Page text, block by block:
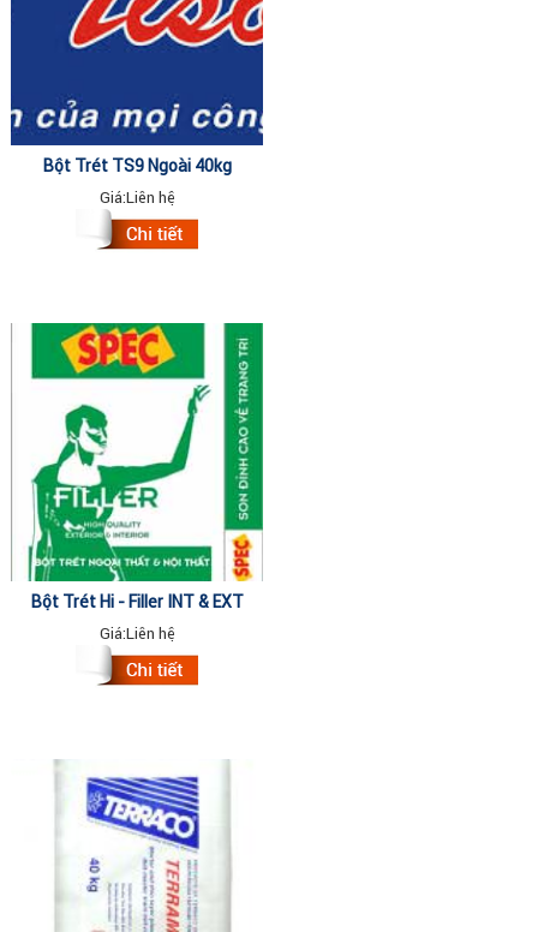
Bột Trét TS9 Ngoài 40kg
Giá:Liên hệ
Bột Trét Hi - Filler INT & EXT
40kg
Giá:Liên hệ